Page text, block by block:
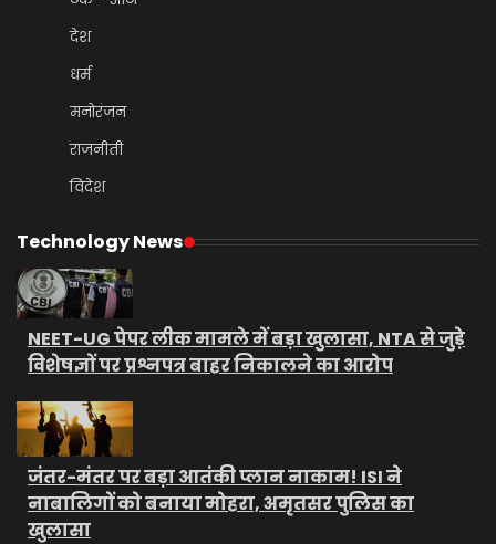
देश
धर्म
मनोरंजन
राजनीती
विदेश
Technology News
NEET-UG पेपर लीक मामले में बड़ा खुलासा, NTA से जुड़े
विशेषज्ञों पर प्रश्नपत्र बाहर निकालने का आरोप
जंतर-मंतर पर बड़ा आतंकी प्लान नाकाम! ISI ने
नाबालिगों को बनाया मोहरा, अमृतसर पुलिस का
खुलासा